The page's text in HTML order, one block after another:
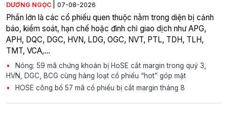
DƯƠNG NGỌC 07-08-2026
Phần lớn là các cổ phiếu quen thuộc nằm trong diện bị cảnh
báo, kiểm soát, hạn chế hoặc đình chỉ giao dịch như APG,
APH, DQC, DGC, HVN, LDG, OGC, NVT, PTL, TDH, TLH,
TMT, VCA,…
Nóng: 59 mã chứng khoán bị HoSE cắt margin trong quý 3,
HVN, DGC, BCG cùng hàng loạt cổ phiếu “hot” góp mặt
HOSE công bố 57 mã cổ phiếu bị cắt margin tháng 8